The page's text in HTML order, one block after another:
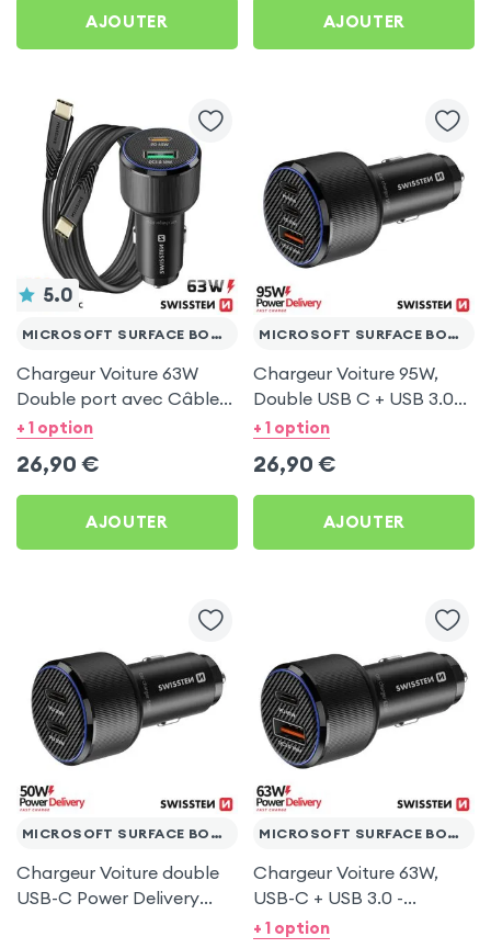
AJOUTER AJOUTER
5.0
MICROSOFT SURFACE BOOK 3 13.5
Chargeur Voiture 63W
Double port avec Câble
USB C 1m pour Microsoft
+ 1 option
26,90 €
AJOUTER
MICROSOFT SURFACE BOOK 3 13.5
Chargeur Voiture 95W,
Double USB C + USB 3.0
pour Microsoft Surface
+ 1 option
26,90 €
AJOUTER
MICROSOFT SURFACE BOOK 3 13.5
Chargeur Voiture double
USB-C Power Delivery
MICROSOFT SURFACE BOOK 3 13.5
Chargeur Voiture 63W,
USB-C + USB 3.0 -
Swissten pour Microsoft
+ 1 option